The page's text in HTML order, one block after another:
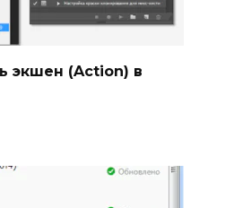
экшен (Action) в